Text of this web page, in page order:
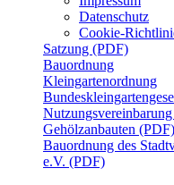
Datenschutz
Cookie-
Satzung (PDF)
Bauordnung
Kleingartenordnung
Gehölzanbauten (PDF)
Bauordnung des
e.V. (PDF)